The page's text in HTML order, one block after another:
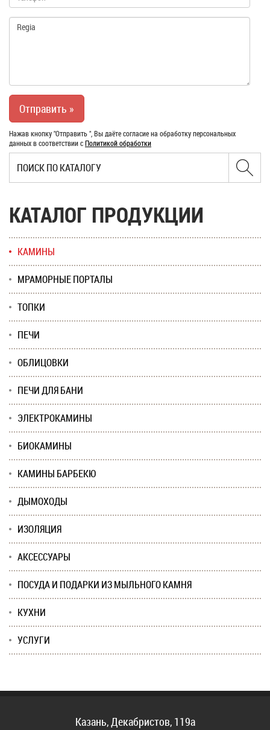
Нажав кнопку "Отправить ", Вы даёте согласие на обработку персональных
данных в соответствии сПолитикой обработки
КАТАЛОГ ПРОДУКЦИИ
КАМИНЫ
МРАМОРНЫЕ ПОРТАЛЫ
ТОПКИ
ПЕЧИ
ОБЛИЦОВКИ
ПЕЧИ ДЛЯ БАНИ
ЭЛЕКТРОКАМИНЫ
БИОКАМИНЫ
КАМИНЫ БАРБЕКЮ
ДЫМОХОДЫ
ИЗОЛЯЦИЯ
АКСЕССУАРЫ
ПОСУДА И ПОДАРКИ ИЗ МЫЛЬНОГО КАМНЯ
КУХНИ
УСЛУГИ
Казань, Декабристов, 119а